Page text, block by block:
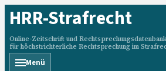
HRR-Strafrecht
Online-Zeitschrift und Rechtsprechungsdatenbank
für höchstrichterliche Rechtsprechung im
Menü